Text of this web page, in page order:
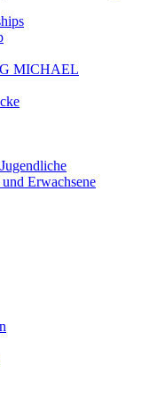
MICHAEL
Erwachsene